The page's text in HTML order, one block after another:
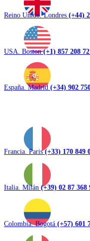
Reino Unido. Londres (+44)
USA. Boston(+1) 857 208
España. Madrid (+34) 902
Francia. Paris(+33) 170 849
Italia. Milán (+39) 02 87 368
Colombia. Bogotá (+57) 601